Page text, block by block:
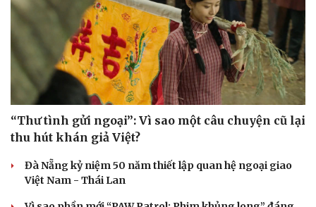
“Thư tình gửi ngoại”: Vì sao một câu chuyện cũ lại
thu hút khán giả Việt?
Đà Nẵng kỷ niệm 50 năm thiết lập quan hệ ngoại giao
Việt Nam - Thái Lan